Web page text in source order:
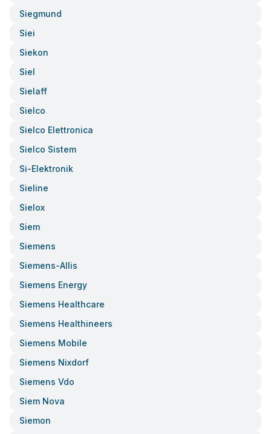
Siegmund
Siei
Siekon
Siel
Sielaff
Sielco
Sielco Elettronica
Sielco Sistem
Si-Elektronik
Sieline
Sielox
Siem
Siemens
Siemens-Allis
Siemens Energy
Siemens Healthcare
Siemens Healthineers
Siemens Mobile
Siemens Nixdorf
Siemens Vdo
Siem Nova
Siemon